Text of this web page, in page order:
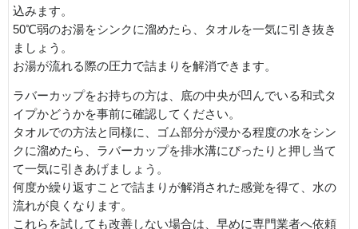
込みます。
50℃弱のお湯をシンクに溜めたら、タオルを一気に引き抜き
ましょう。
お湯が流れる際の圧力で詰まりを解消できます。
ラバーカップをお持ちの方は、底の中央が凹んでいる和式タ
イプかどうかを事前に確認してください。
タオルでの方法と同様に、ゴム部分が浸かる程度の水をシン
クに溜めたら、ラバーカップを排水溝にぴったりと押し当て
て一気に引きあげましょう。
何度か繰り返すことで詰まりが解消された感覚を得て、水の
流れが良くなります。
これらを試しても改善しない場合は、早めに専門業者へ依頼